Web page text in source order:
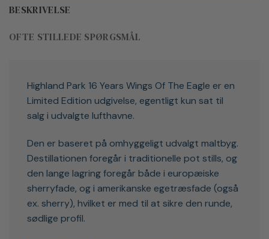
BESKRIVELSE
OFTE STILLEDE SPØRGSMÅL
Highland Park 16 Years Wings Of The Eagle er en
Limited Edition udgivelse, egentligt kun sat til
salg i udvalgte lufthavne.
Den er baseret på omhyggeligt udvalgt maltbyg.
Destillationen foregår i traditionelle pot stills, og
den lange lagring foregår både i europæiske
sherryfade, og i amerikanske egetræsfade (også
ex. sherry), hvilket er med til at sikre den runde,
sødlige profil.